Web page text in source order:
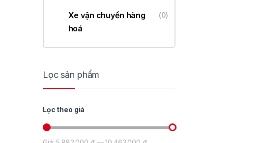
Xe vận chuyển hàng
hoá
(0)
Lọc sản phẩm
Lọc theo giá